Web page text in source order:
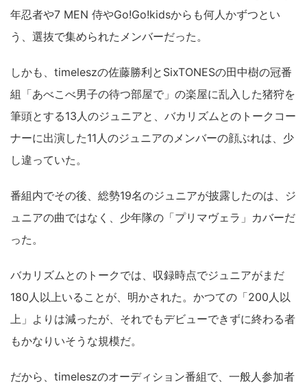
年忍者や7 MEN 侍やGo!Go!kidsからも何人かずつとい
う、選抜で集められたメンバーだった。
しかも、timeleszの佐藤勝利とSixTONESの田中樹の冠番
組「あべこべ男子の待つ部屋で」の楽屋に乱入した猪狩を
筆頭とする13人のジュニアと、バカリズムとのトークコー
ナーに出演した11人のジュニアのメンバーの顔ぶれは、少
し違っていた。
番組内でその後、総勢19名のジュニアが披露したのは、ジ
ュニアの曲ではなく、少年隊の「プリマヴェラ」カバーだ
った。
バカリズムとのトークでは、収録時点でジュニアがまだ
180人以上いることが、明かされた。かつての「200人以
上」よりは減ったが、それでもデビューできずに終わる者
もかなりいそうな規模だ。
だから、timeleszのオーディション番組で、一般人参加者